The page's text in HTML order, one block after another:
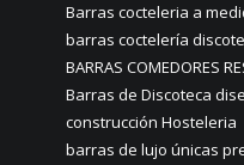
Barras cocteleria a
barras coctelería
BARRAS COMEDORES
Barras de Discoteca
construcción Hosteleria
barras de lujo únicas